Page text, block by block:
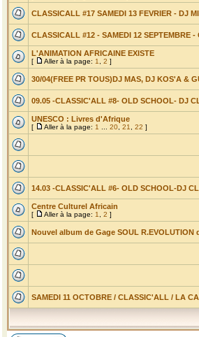
CLASSICALL #17 SAMEDI 13 FEVRIER - DJ
CLASSICALL #12 - SAMEDI 12 SEPTEMBRE
L'ANIMATION AFRICAINE EXISTE
[ Aller à la page: 1 2 ]
30/04(FREE PR TOUS)DJ MAS, DJ KOS'A &
09.05 -CLASSIC'ALL #8- OLD SCHOOL- DJ
UNESCO : Livres d'Afrique
[ Aller à la page: 1 20 21 22 ]
14.03 -CLASSIC'ALL #6- OLD SCHOOL-DJ
Centre Culturel Africain
[ Aller à la page: 1 2 ]
Nouvel album de Gage SOUL R.EVOLUTION
SAMEDI 11 OCTOBRE / CLASSIC'ALL / LA